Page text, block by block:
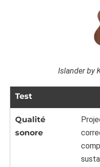
Islander by
Test
Qualité
sonore